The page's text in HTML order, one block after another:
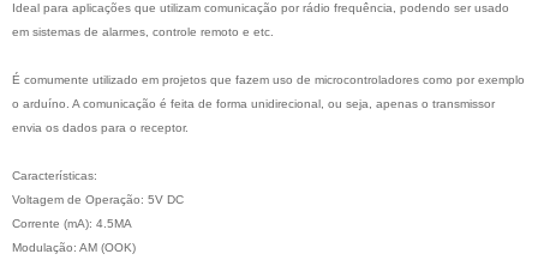
Ideal para aplicações que utilizam comunicação por rádio frequência, podendo ser usado
em sistemas de alarmes, controle remoto e etc.
É comumente utilizado em projetos que fazem uso de microcontroladores como por exemplo
o arduíno. A comunicação é feita de forma unidirecional, ou seja, apenas o transmissor
envia os dados para o receptor.
Características:
Voltagem de Operação: 5V DC
Corrente (mA): 4.5MA
Modulação: AM (OOK)